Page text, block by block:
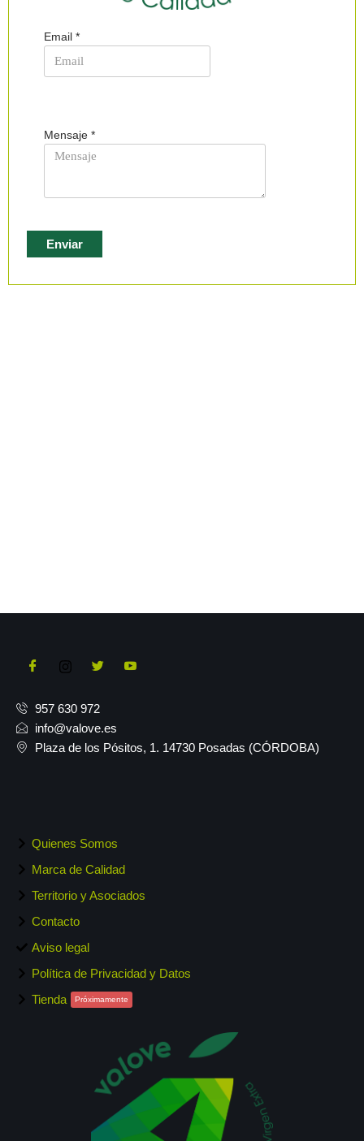
Email*
Mensaje*
Enviar
957 630 972
info@valove.es
Plaza de los Pósitos, 1. 14730 Posadas (CÓRDOBA)
Quienes Somos
Marca de Calidad
Territorio y Asociados
Contacto
Aviso legal
Política de Privacidad y Datos
Tienda
Próximamente